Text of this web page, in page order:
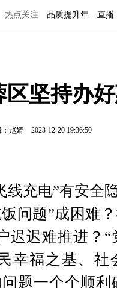
热点关注 品质提升年 直播
坚持办
：赵婧 2023-12-20 19:36:50
线充电”有安全
饭问题”成困难
迟迟难推进？
幸福之基、社
问题一个个顺